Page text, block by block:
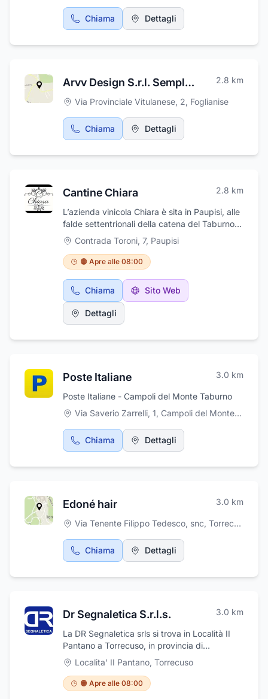
Chiama Dettagli
Arvv Design S.r.l. Semplificata 2.8 km
Via Provinciale Vitulanese, 2, Foglianise
Chiama Dettagli
Cantine Chiara 2.8 km
L’azienda vinicola Chiara è sita in Paupisi, alle
falde settentrionali della catena del Taburno
Camposauro, in provincia di Benevento;
immersa in un mare di curatissimi vigneti che
prosperano da millenni. L’obiettivo è quello di
creare vini di alta qualità, in grado di regalare
ogni anno emozioni uniche e nuovi stimoli per
ricercare una qualità sempre superiore.
Passione, impegno e valori condivisi hanno
guidato l’azienda in ogni snodo della sua
successi ormai da più di 35 anni. Cantine
d’origine.
Contrada Toroni, 7, Paupisi
🟠 Apre alle 08:00
Chiama Sito Web
Dettagli
Poste Italiane 3.0 km
Poste Italiane - Campoli del Monte Taburno
Via Saverio Zarrelli, 1, Campoli del Monte Taburno
Chiama Dettagli
Edoné hair 3.0 km
Via Tenente Filippo Tedesco, snc, Torrecuso
Chiama Dettagli
Dr Segnaletica S.r.l.s. 3.0 km
La DR Segnaletica srls si trova in Località II
Pantano a Torrecuso, in provincia di
Benevento. La DR Segnaletica si occupa di:
fornitura e installazione di segnaletica
stradale orizzontale e verticale, segnaletica
aziendale e da cantiere, arredo urbano,
Localita' II Pantano, Torrecuso
🟠 Apre alle 08:00